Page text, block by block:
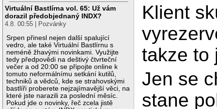
Virtuální Bastlírna vol. 65: Už vám
dorazil předobjednaný INDX?
4.8. 00:55 | Pozvánky
Srpen přinesl nejen další spalující
vedro, ale také Virtuální Bastlírnu s
neméně žhavými novinkami. Využijte
tedy předpovědi na deštivý čtvrteční
večer a od 20:00 se připojte online k
tomuto neformálnímu setkání kutilů,
techniků a vědců, kde se strahovskými
bastlíři proberete nejzajímavější věci, na
které jste narazili za poslední měsíc.
Pokud jde o novinky, řeč zcela jistě
Klient
takze to
Jen se
stane